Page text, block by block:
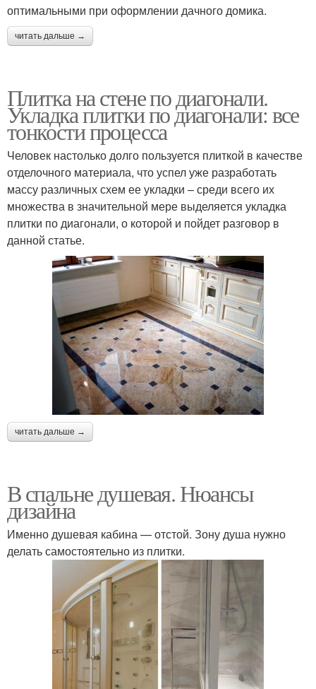
оптимальными при оформлении дачного домика.
читать дальше →
Плитка на стене по диагонали.
Укладка плитки по диагонали: все
тонкости процесса
Человек настолько долго пользуется плиткой в качестве
отделочного материала, что успел уже разработать
массу различных схем ее укладки – среди всего их
множества в значительной мере выделяется укладка
плитки по диагонали, о которой и пойдет разговор в
данной статье.
читать дальше →
В спальне душевая. Нюансы
дизайна
Именно душевая кабина — отстой. Зону душа нужно
делать самостоятельно из плитки.